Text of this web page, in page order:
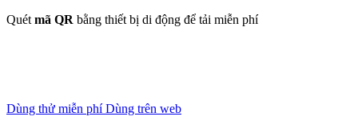
Quét mã QR bằng thiết bị di động để tải miễn phí
Dùng thử miễn phíDùng trên web